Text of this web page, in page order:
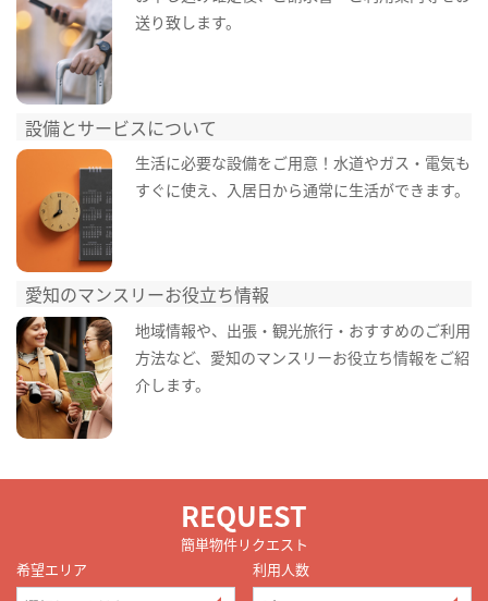
送り致します。
設備とサービスについて
生活に必要な設備をご用意！水道やガス・電気も
すぐに使え、入居日から通常に生活ができます。
愛知のマンスリーお役立ち情報
地域情報や、出張・観光旅行・おすすめのご利用
方法など、愛知のマンスリーお役立ち情報をご紹
介します。
REQUEST
簡単物件リクエスト
希望エリア
利用人数